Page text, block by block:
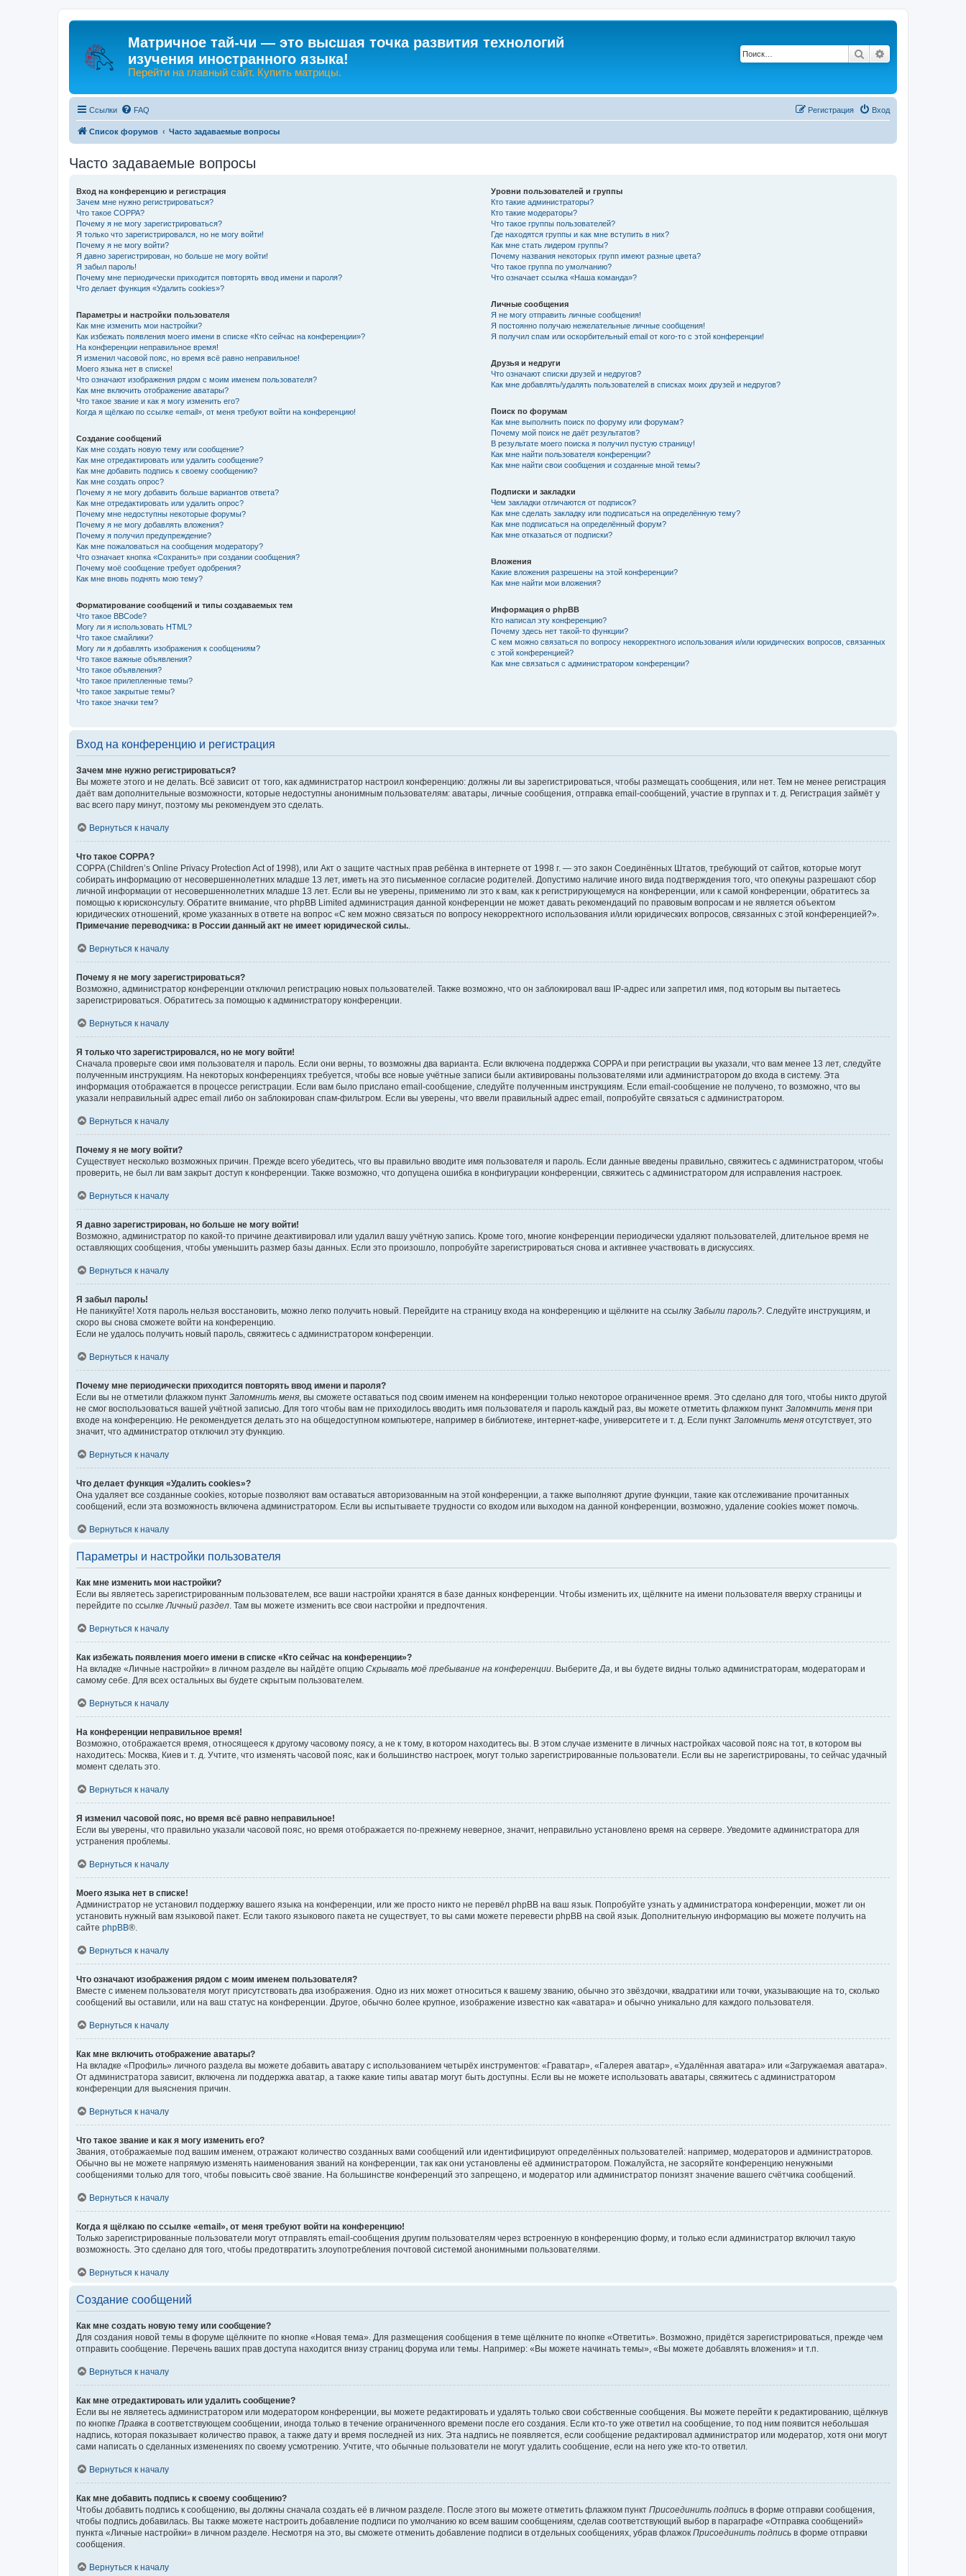
Матричное тай-чи — это высшая точка развития технологий
изучения иностранного языка!
Перейти на главный сайт. Купить матрицы.
Поиск
Ссылки FAQ Вход
Регистрация
Список форумов Часто задаваемые вопросы
Часто задаваемые вопросы
Вход на конференцию и регистрация
Зачем мне нужно регистрироваться?
Что такое COPPA?
Почему я не могу зарегистрироваться?
Я только что зарегистрировался, но не могу войти!
Почему я не могу войти?
Я давно зарегистрирован, но больше не могу войти!
Я забыл пароль!
Почему мне периодически приходится повторять ввод имени и пароля?
Что делает функция «Удалить cookies»?
Параметры и настройки пользователя
Как мне изменить мои настройки?
Как избежать появления моего имени в списке «Кто сейчас на конференции»?
На конференции неправильное время!
Я изменил часовой пояс, но время всё равно неправильное!
Моего языка нет в списке!
Что означают изображения рядом с моим именем пользователя?
Как мне включить отображение аватары?
Что такое звание и как я могу изменить его?
Когда я щёлкаю по ссылке «email», от меня требуют войти на конференцию!
Создание сообщений
Как мне создать новую тему или сообщение?
Как мне отредактировать или удалить сообщение?
Как мне добавить подпись к своему сообщению?
Как мне создать опрос?
Почему я не могу добавить больше вариантов ответа?
Как мне отредактировать или удалить опрос?
Почему мне недоступны некоторые форумы?
Почему я не могу добавлять вложения?
Почему я получил предупреждение?
Как мне пожаловаться на сообщения модератору?
Что означает кнопка «Сохранить» при создании сообщения?
Почему моё сообщение требует одобрения?
Как мне вновь поднять мою тему?
Форматирование сообщений и типы создаваемых тем
Что такое BBCode?
Могу ли я использовать HTML?
Что такое смайлики?
Могу ли я добавлять изображения к сообщениям?
Что такое важные объявления?
Что такое объявления?
Что такое прилепленные темы?
Что такое закрытые темы?
Что такое значки тем?
Уровни пользователей и группы
Кто такие администраторы?
Кто такие модераторы?
Что такое группы пользователей?
Где находятся группы и как мне вступить в них?
Как мне стать лидером группы?
Почему названия некоторых групп имеют разные цвета?
Что такое группа по умолчанию?
Что означает ссылка «Наша команда»?
Личные сообщения
Я не могу отправить личные сообщения!
Я постоянно получаю нежелательные личные сообщения!
Я получил спам или оскорбительный email от кого-то с этой конференции!
Друзья и недруги
Что означают списки друзей и недругов?
Как мне добавлять/удалять пользователей в списках моих друзей и недругов?
Поиск по форумам
Как мне выполнить поиск по форуму или форумам?
Почему мой поиск не даёт результатов?
В результате моего поиска я получил пустую страницу!
Как мне найти пользователя конференции?
Как мне найти свои сообщения и созданные мной темы?
Подписки и закладки
Чем закладки отличаются от подписок?
Как мне сделать закладку или подписаться на определённую тему?
Как мне подписаться на определённый форум?
Как мне отказаться от подписки?
Вложения
Какие вложения разрешены на этой конференции?
Как мне найти мои вложения?
Информация о phpBB
Кто написал эту конференцию?
Почему здесь нет такой-то функции?
С кем можно связаться по вопросу некорректного использования и/или юридических вопросов, связанных
с этой конференцией?
Как мне связаться с администратором конференции?
Вход на конференцию и регистрация
Зачем мне нужно регистрироваться?
Вы можете этого и не делать. Всё зависит от того, как администратор настроил конференцию: должны ли вы зарегистрироваться, чтобы размещать сообщения, или нет. Тем не менее регистрация
даёт вам дополнительные возможности, которые недоступны анонимным пользователям: аватары, личные сообщения, отправка email-сообщений, участие в группах и т. д. Регистрация займёт у
вас всего пару минут, поэтому мы рекомендуем это сделать.
Вернуться к началу
Что такое COPPA?
COPPA (Children’s Online Privacy Protection Act of 1998), или Акт о защите частных прав ребёнка в интернете от 1998 г. — это закон Соединённых Штатов, требующий от сайтов, которые могут
собирать информацию от несовершеннолетних младше 13 лет, иметь на это письменное согласие родителей. Допустимо наличие иного вида подтверждения того, что опекуны разрешают сбор
личной информации от несовершеннолетних младше 13 лет. Если вы не уверены, применимо ли это к вам, как к регистрирующемуся на конференции, или к самой конференции, обратитесь за
помощью к юрисконсульту. Обратите внимание, что phpBB Limited администрация данной конференции не может давать рекомендаций по правовым вопросам и не является объектом
юридических отношений, кроме указанных в ответе на вопрос «С кем можно связаться по вопросу некорректного использования и/или юридических вопросов, связанных с этой конференцией?».
Примечание переводчика: в России данный акт не имеет юридической силы.
Вернуться к началу
Почему я не могу зарегистрироваться?
Возможно, администратор конференции отключил регистрацию новых пользователей. Также возможно, что он заблокировал ваш IP-адрес или запретил имя, под которым вы пытаетесь
зарегистрироваться. Обратитесь за помощью к администратору конференции.
Вернуться к началу
Я только что зарегистрировался, но не могу войти!
Сначала проверьте свои имя пользователя и пароль. Если они верны, то возможны два варианта. Если включена поддержка COPPA и при регистрации вы указали, что вам менее 13 лет, следуйте
полученным инструкциям. На некоторых конференциях требуется, чтобы все новые учётные записи были активированы пользователями или администратором до входа в систему. Эта
информация отображается в процессе регистрации. Если вам было прислано email-сообщение, следуйте полученным инструкциям. Если email-сообщение не получено, то возможно, что вы
указали неправильный адрес email либо он заблокирован спам-фильтром. Если вы уверены, что ввели правильный адрес email, попробуйте связаться с администратором.
Вернуться к началу
Почему я не могу войти?
Существует несколько возможных причин. Прежде всего убедитесь, что вы правильно вводите имя пользователя и пароль. Если данные введены правильно, свяжитесь с администратором, чтобы
проверить, не был ли вам закрыт доступ к конференции. Также возможно, что допущена ошибка в конфигурации конференции, свяжитесь с администратором для исправления настроек.
Вернуться к началу
Я давно зарегистрирован, но больше не могу войти!
Возможно, администратор по какой-то причине деактивировал или удалил вашу учётную запись. Кроме того, многие конференции периодически удаляют пользователей, длительное время не
оставляющих сообщения, чтобы уменьшить размер базы данных. Если это произошло, попробуйте зарегистрироваться снова и активнее участвовать в дискуссиях.
Вернуться к началу
Я забыл пароль!
Не паникуйте! Хотя пароль нельзя восстановить, можно легко получить новый. Перейдите на страницу входа на конференцию и щёлкните на ссылку Забыли пароль? . Следуйте инструкциям, и
скоро вы снова сможете войти на конференцию.
Если не удалось получить новый пароль, свяжитесь с администратором конференции.
Вернуться к началу
Почему мне периодически приходится повторять ввод имени и пароля?
Если вы не отметили флажком пункт Запомнить меня , вы сможете оставаться под своим именем на конференции только некоторое ограниченное время. Это сделано для того, чтобы никто другой
не смог воспользоваться вашей учётной записью. Для того чтобы вам не приходилось вводить имя пользователя и пароль каждый раз, вы можете отметить флажком пункт Запомнить меня при
входе на конференцию. Не рекомендуется делать это на общедоступном компьютере, например в библиотеке, интернет-кафе, университете и т. д. Если пункт Запомнить меня отсутствует, это
значит, что администратор отключил эту функцию.
Вернуться к началу
Что делает функция «Удалить cookies»?
Она удаляет все созданные cookies, которые позволяют вам оставаться авторизованным на этой конференции, а также выполняют другие функции, такие как отслеживание прочитанных
сообщений, если эта возможность включена администратором. Если вы испытываете трудности со входом или выходом на данной конференции, возможно, удаление cookies может помочь.
Вернуться к началу
Параметры и настройки пользователя
Как мне изменить мои настройки?
Если вы являетесь зарегистрированным пользователем, все ваши настройки хранятся в базе данных конференции. Чтобы изменить их, щёлкните на имени пользователя вверху страницы и
перейдите по ссылке Личный раздел . Там вы можете изменить все свои настройки и предпочтения.
Вернуться к началу
Как избежать появления моего имени в списке «Кто сейчас на конференции»?
На вкладке «Личные настройки» в личном разделе вы найдёте опцию Скрывать моё пребывание на конференции . Выберите Да , и вы будете видны только администраторам, модераторам и
самому себе. Для всех остальных вы будете скрытым пользователем.
Вернуться к началу
На конференции неправильное время!
Возможно, отображается время, относящееся к другому часовому поясу, а не к тому, в котором находитесь вы. В этом случае измените в личных настройках часовой пояс на тот, в котором вы
находитесь: Москва, Киев и т. д. Учтите, что изменять часовой пояс, как и большинство настроек, могут только зарегистрированные пользователи. Если вы не зарегистрированы, то сейчас удачный
момент сделать это.
Вернуться к началу
Я изменил часовой пояс, но время всё равно неправильное!
Если вы уверены, что правильно указали часовой пояс, но время отображается по-прежнему неверное, значит, неправильно установлено время на сервере. Уведомите администратора для
устранения проблемы.
Вернуться к началу
Моего языка нет в списке!
Администратор не установил поддержку вашего языка на конференции, или же просто никто не перевёл phpBB на ваш язык. Попробуйте узнать у администратора конференции, может ли он
установить нужный вам языковой пакет. Если такого языкового пакета не существует, то вы сами можете перевести phpBB на свой язык. Дополнительную информацию вы можете получить на
сайте phpBB®.
Вернуться к началу
Что означают изображения рядом с моим именем пользователя?
Вместе с именем пользователя могут присутствовать два изображения. Одно из них может относиться к вашему званию, обычно это звёздочки, квадратики или точки, указывающие на то, сколько
сообщений вы оставили, или на ваш статус на конференции. Другое, обычно более крупное, изображение известно как «аватара» и обычно уникально для каждого пользователя.
Вернуться к началу
Как мне включить отображение аватары?
На вкладке «Профиль» личного раздела вы можете добавить аватару с использованием четырёх инструментов: «Граватар», «Галерея аватар», «Удалённая аватара» или «Загружаемая аватара».
От администратора зависит, включена ли поддержка аватар, а также какие типы аватар могут быть доступны. Если вы не можете использовать аватары, свяжитесь с администратором
конференции для выяснения причин.
Вернуться к началу
Что такое звание и как я могу изменить его?
Звания, отображаемые под вашим именем, отражают количество созданных вами сообщений или идентифицируют определённых пользователей: например, модераторов и администраторов.
Обычно вы не можете напрямую изменять наименования званий на конференции, так как они установлены её администратором. Пожалуйста, не засоряйте конференцию ненужными
сообщениями только для того, чтобы повысить своё звание. На большинстве конференций это запрещено, и модератор или администратор понизят значение вашего счётчика сообщений.
Вернуться к началу
Когда я щёлкаю по ссылке «email», от меня требуют войти на конференцию!
Только зарегистрированные пользователи могут отправлять email-сообщения другим пользователям через встроенную в конференцию форму, и только если администратор включил такую
возможность. Это сделано для того, чтобы предотвратить злоупотребления почтовой системой анонимными пользователями.
Вернуться к началу
Создание сообщений
Как мне создать новую тему или сообщение?
Для создания новой темы в форуме щёлкните по кнопке «Новая тема». Для размещения сообщения в теме щёлкните по кнопке «Ответить». Возможно, придётся зарегистрироваться, прежде чем
отправить сообщение. Перечень ваших прав доступа находится внизу страниц форума или темы. Например: «Вы можете начинать темы», «Вы можете добавлять вложения» и т.п.
Вернуться к началу
Как мне отредактировать или удалить сообщение?
Если вы не являетесь администратором или модератором конференции, вы можете редактировать и удалять только свои собственные сообщения. Вы можете перейти к редактированию, щёлкнув
по кнопке Правка в соответствующем сообщении, иногда только в течение ограниченного времени после его создания. Если кто-то уже ответил на сообщение, то под ним появится небольшая
надпись, которая показывает количество правок, а также дату и время последней из них. Эта надпись не появляется, если сообщение редактировал администратор или модератор, хотя они могут
сами написать о сделанных изменениях по своему усмотрению. Учтите, что обычные пользователи не могут удалить сообщение, если на него уже кто-то ответил.
Вернуться к началу
Как мне добавить подпись к своему сообщению?
Чтобы добавить подпись к сообщению, вы должны сначала создать её в личном разделе. После этого вы можете отметить флажком пункт Присоединить подпись в форме отправки сообщения,
чтобы подпись добавилась. Вы также можете настроить добавление подписи по умолчанию ко всем вашим сообщениям, сделав соответствующий выбор в параграфе «Отправка сообщений»
пункта «Личные настройки» в личном разделе. Несмотря на это, вы сможете отменить добавление подписи в отдельных сообщениях, убрав флажок Присоединить подпись в форме отправки
сообщения.
Вернуться к началу